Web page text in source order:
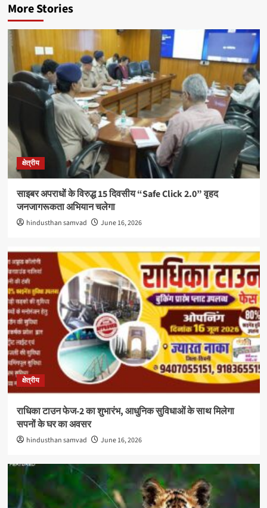
More Stories
क्षेत्रीय
साइबर अपराधों के विरुद्ध 15 दिवसीय “Safe Click 2.0” वृहद
जनजागरूकता अभियान चलेगा
hindusthan samvad June 16, 2026
क्षेत्रीय
राधिका टाउन फेज-2 का शुभारंभ, आधुनिक सुविधाओं के साथ मिलेगा
सपनों के घर का अवसर
hindusthan samvad June 16, 2026